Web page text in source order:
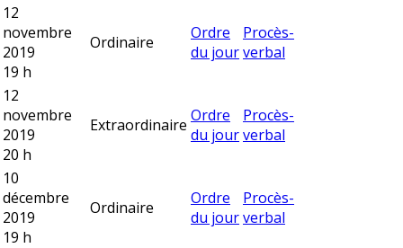
12
novembre
2019
19 h
Ordinaire
Ordre
du jour
Procès-
verbal
12
novembre
2019
20 h
Extraordinaire Ordre
du jour
Procès-
verbal
10
décembre
2019
19 h
Ordinaire
Ordre
du jour
Procès-
verbal